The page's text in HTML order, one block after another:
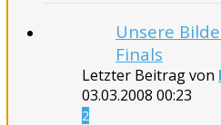
Unsere
Finals
Letzter Beitrag von
03.03.2008 00:23
2